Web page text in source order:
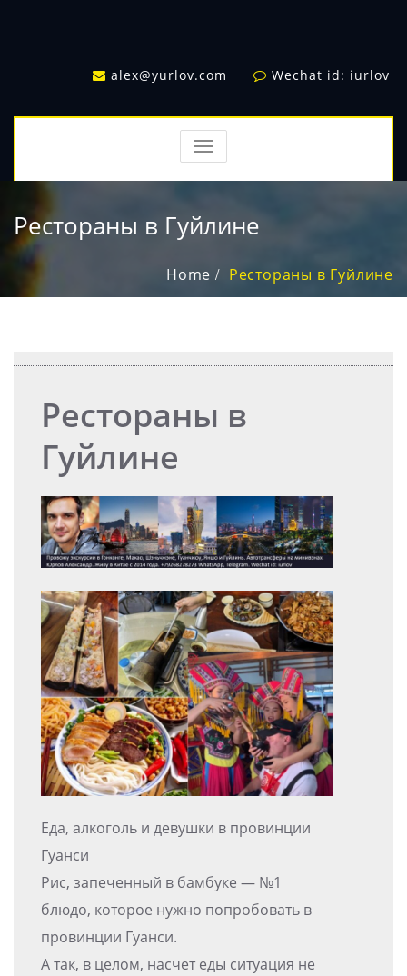
alex@yurlov.com Wechat id: iurlov
TOGGLE
NAVIGATION
Рестораны в Гуйлине
Home Рестораны в Гуйлине
Рестораны в
Гуйлине
Еда, алкоголь и девушки в провинции
Гуанси
Рис, запеченный в бамбуке — №1
блюдо, которое нужно попробовать в
провинции Гуанси.
А так, в целом, насчет еды ситуация не